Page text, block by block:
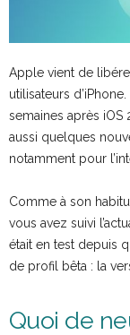
Apple vient de
utilisateurs
semaines après iOS
aussi quelques
notamment pour
Comme à son
vous avez suivi
était en test depuis
de profil bêta : la
Quoi de